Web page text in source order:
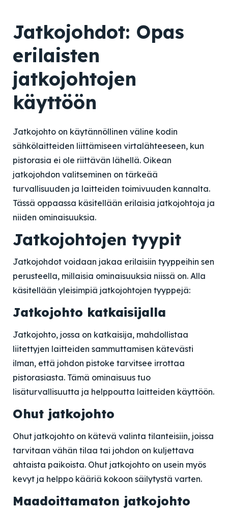
Jatkojohdot: Opas
erilaisten
jatkojohtojen
käyttöön
Jatkojohto on käytännöllinen väline kodin
sähkölaitteiden liittämiseen virtalähteeseen, kun
pistorasia ei ole riittävän lähellä. Oikean
jatkojohdon valitseminen on tärkeää
turvallisuuden ja laitteiden toimivuuden kannalta.
Tässä oppaassa käsitellään erilaisia jatkojohtoja ja
niiden ominaisuuksia.
Jatkojohtojen tyypit
Jatkojohdot voidaan jakaa erilaisiin tyyppeihin sen
perusteella, millaisia ominaisuuksia niissä on. Alla
käsitellään yleisimpiä jatkojohtojen tyyppejä:
Jatkojohto katkaisijalla
Jatkojohto, jossa on katkaisija, mahdollistaa
liitettyjen laitteiden sammuttamisen kätevästi
ilman, että johdon pistoke tarvitsee irrottaa
pistorasiasta. Tämä ominaisuus tuo
lisäturvallisuutta ja helppoutta laitteiden käyttöön.
Ohut jatkojohto
Ohut jatkojohto on kätevä valinta tilanteisiin, joissa
tarvitaan vähän tilaa tai johdon on kuljettava
ahtaista paikoista. Ohut jatkojohto on usein myös
kevyt ja helppo kääriä kokoon säilytystä varten.
Maadoittamaton jatkojohto